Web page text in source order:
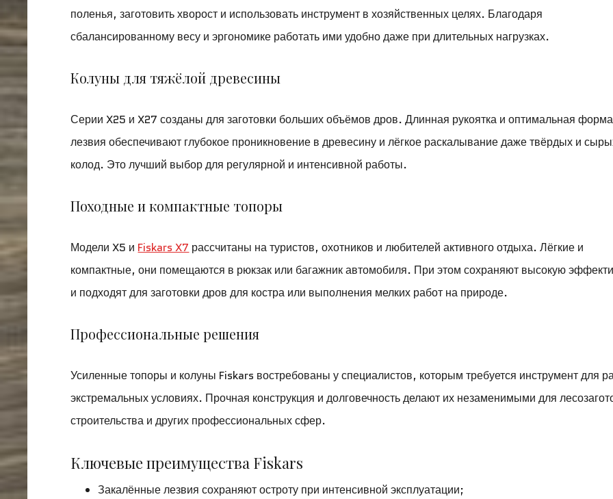
поленья, заготовить хворост и использовать инструмент в хозяйственных целях. Благодаря
сбалансированному весу и эргономике работать ими удобно даже при длительных нагрузках.
Колуны для тяжёлой древесины
Серии X25 и X27 созданы для заготовки больших объёмов дров. Длинная рукоятка и оптимальная форма
лезвия обеспечивают глубокое проникновение в древесину и лёгкое раскалывание даже твёрдых и
колод. Это лучший выбор для регулярной и интенсивной работы.
Походные и компактные топоры
Модели X5 и Fiskars X7 рассчитаны на туристов, охотников и любителей активного отдыха. Лёгкие и
компактные, они помещаются в рюкзак или багажник автомобиля. При этом сохраняют высокую
и подходят для заготовки дров для костра или выполнения мелких работ на природе.
Профессиональные решения
Усиленные топоры и колуны Fiskars востребованы у специалистов, которым требуется инструмент для
экстремальных условиях. Прочная конструкция и долговечность делают их незаменимыми для
строительства и других профессиональных сфер.
Ключевые преимущества Fiskars
Закалённые лезвия сохраняют остроту при интенсивной эксплуатации;